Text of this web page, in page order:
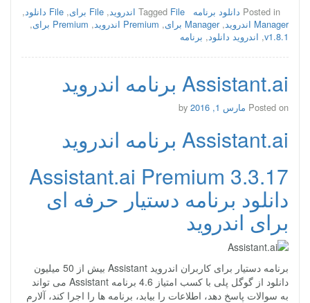
Posted in دانلود برنامه Tagged File اندروید , File برای , File دانلود
,
Manager اندروید
,Manager برای , Premium اندروید , Premium برای
,
v1.8.1
, اندروید دانلود, برنامه
Assistant.ai برنامه اندروید
Posted on مارس 1, 2016
Assistant.ai برنامه اندروید
Assistant.ai Premium 3.3.17
دانلود برنامه دستیار حرفه ای
برای اندروید
برنامه دستیار برای کاربران اندروید Assistant بیش از 50 میلیون
دانلود از گوگل پلی با کسب امتیاز 4.6 برنامه Assistant می تواند
به سوالات پاسخ دهد، اطلاعات را بیابد، برنامه ها را اجرا کند، آلارم